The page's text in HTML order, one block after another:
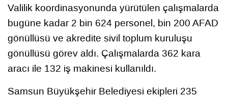
Valilik koordinasyonunda yürütülen çalışmalarda
bugüne kadar 2 bin 624 personel, bin 200 AFAD
gönüllüsü ve akredite sivil toplum kuruluşu
gönüllüsü görev aldı. Çalışmalarda 362 kara
aracı ile 132 iş makinesi kullanıldı.
Samsun Büyükşehir Belediyesi ekipleri 235